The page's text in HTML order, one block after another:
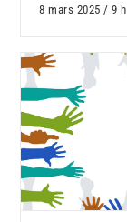
8 mars 2025 / 9